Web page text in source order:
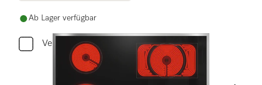
Ab Lager verfügbar
Vergleichen